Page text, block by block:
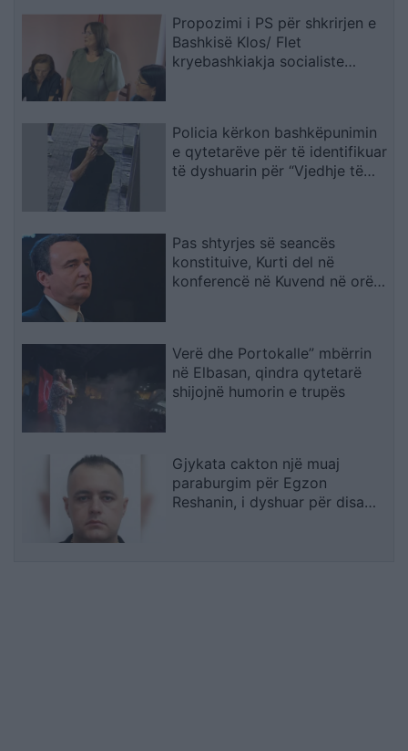
Propozimi i PS për shkrirjen e
Bashkisë Klos/ Flet
kryebashkiakja socialiste
janë kundër, unë jam me ta
(VIDEO)
Policia kërkon bashkëpunimin
e qytetarëve për të identifikuar
të dyshuarin për “Vjedhje të
Pas shtyrjes së seancës
konstituive, Kurti del në
konferencë në Kuvend në orën
Verë dhe Portokalle” mbërrin
në Elbasan, qindra qytetarë
shijojnë humorin e trupës
Gjykata cakton një muaj
paraburgim për Egzon
Reshanin, i dyshuar për disa